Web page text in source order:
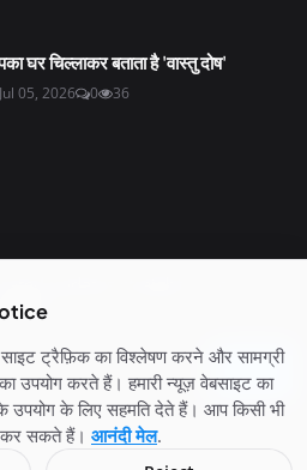
घर चिल्लाकर बताता है 'वास्तु दोष'
Jul 05, 2026 0 36
Join
ट्रैफ़िक का विश्लेषण करने और सामग्री
उपयोग करते हैं। हमारी न्यूज़ वेबसाइट का
के लिए सहमति देते हैं। आप किसी भी
कर सकते हैं। आनंदी मेल.